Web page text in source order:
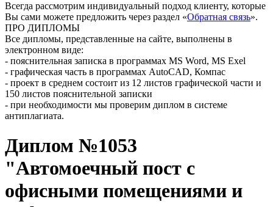
Всегда рассмотрим индивидуальный подход клиенту, которые
Вы сами можете предложить через раздел «Обратная связь».
ПРО ДИПЛОМЫ
Все дипломы, представленные на сайте, выполнены в
электронном виде:
- пояснительная записка в программах MS Word, MS Exel
- графическая часть в программах AutoCAD, Компас
- проект в среднем состоит из 12 листов графической части и
150 листов пояснительной записки
- при необходимости мы проверим диплом в системе
антиплагиата.
Диплом №1053
"Автомоечный пост с
офисными помещениями и